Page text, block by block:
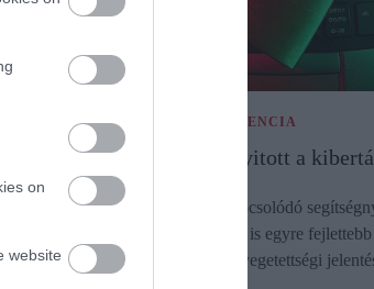
on
website
MESTERSÉGES INTELLIGENCIA
Az AI új korszakot nyitott a
Hamis AI eszközökhöz kapcsolódó
kódos csalások és továbbra is egyre
ESET legfrissebb kiberfenyegetettségi